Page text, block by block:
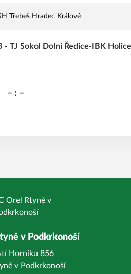
Třebeš Hradec Králové
- TJ Sokol Dolní Ředice-IBK Holice
– : –
v Podkrkonoší
Horníků 856
v Podkrkonoší